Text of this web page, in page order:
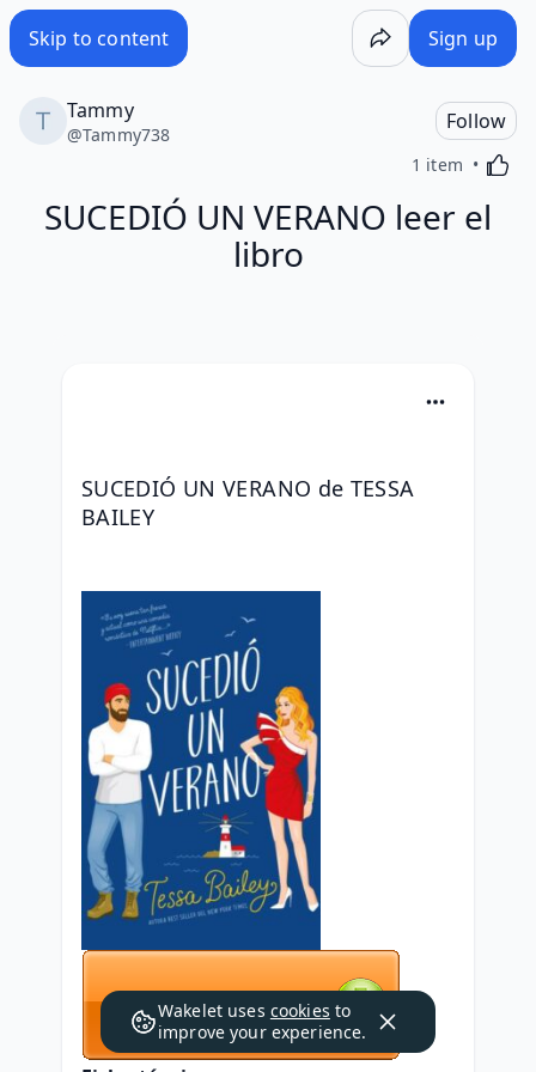
Skip to content Sign up
Tammy
@Tammy738
Follow
1 item
SUCEDIÓ UN VERANO leer el
libro
SUCEDIÓ UN VERANO de TESSA
BAILEY
Wakelet uses cookies to
improve your experience.